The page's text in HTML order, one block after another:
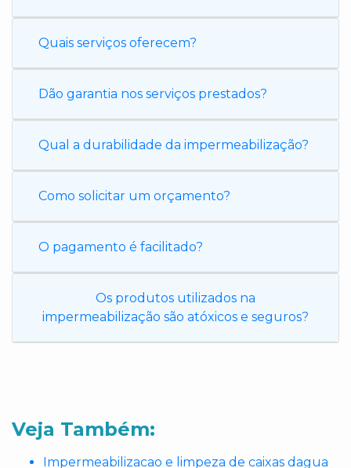
Quais serviços oferecem?
Dão garantia nos serviços prestados?
Qual a durabilidade da impermeabilização?
Como solicitar um orçamento?
O pagamento é facilitado?
Os produtos utilizados na
impermeabilização são atóxicos e seguros?
Veja Também:
Impermeabilizacao e limpeza de caixas dagua